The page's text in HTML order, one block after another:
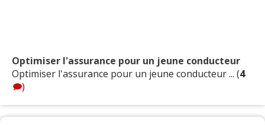
Optimiser l'assurance pour un jeune conducteur
Optimiser l'assurance pour un jeune conducteur ... (4
)